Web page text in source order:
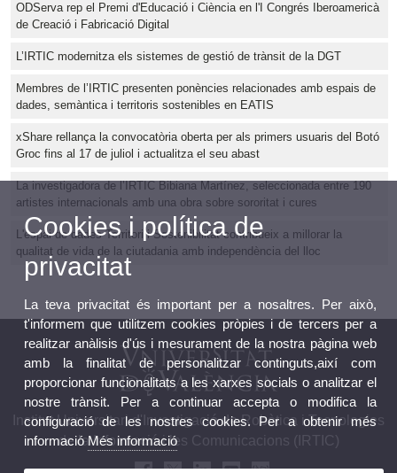
ODServa rep el Premi d'Educació i Ciència en l'I Congrés Iberoamericà
de Creació i Fabricació Digital
L’IRTIC modernitza els sistemes de gestió de trànsit de la DGT
Membres de l’IRTIC presenten ponències relacionades amb espais de
dades, semàntica i territoris sostenibles en EATIS
xShare rellança la convocatòria oberta per als primers usuaris del Botó
Groc fins al 17 de juliol i actualitza el seu abast
La investigadora de l’IRTIC Bibiana Martínez, seleccionada entre 190
artistes internacionals amb una obra sobre sororitat i cures
L'espai de dades Territori i Sostenibilitat contribueix a millorar la
qualitat de vida de la ciutadania amb independència del lloc
Institut Universitari d'Investigació de Robòtica i Tecnologies
de la Informació i les Comunicacions (IRTIC)
Cookies i política de
privacitat
La teva privacitat és important per a nosaltres. Per això,
t'informem que utilitzem cookies pròpies i de tercers per a
realitzar anàlisis d'ús i mesurament de la nostra pàgina web
amb la finalitat de personalitzar continguts,així com
proporcionar funcionalitats a les xarxes socials o analitzar el
nostre trànsit. Per a continuar accepta o modifica la
configuració de les nostres cookies. Per a obtenir més
informacióMés informació